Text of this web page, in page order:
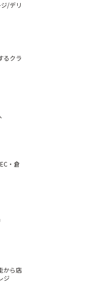
/デリ
るクラ
・倉
から店
ジ